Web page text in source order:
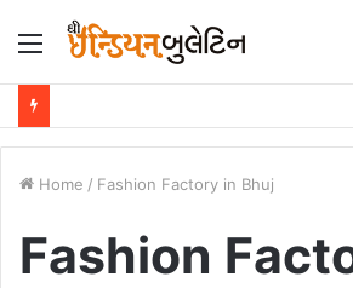
Menu
Home / Fashion Factory in Bhuj
Fashion